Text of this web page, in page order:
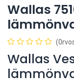
Wallas
Wallas